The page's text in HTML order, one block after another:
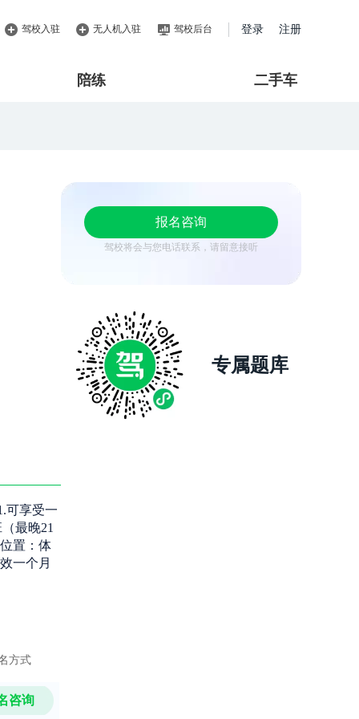
驾校入驻 无人机入驻 驾校后台 登录 注册
陪练 二手车
报名咨询
驾校将会与您电话联系，请留意接听
专属题库
可享受一
最晚21
置：体
一个月
方式
咨询